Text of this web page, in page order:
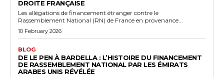
DROITE FRANÇAISE
Les allégations de financement étranger contre le
Rassemblement National (RN) de France en provenance...
10 February 2026
BLOG
DE LE PEN À BARDELLA : L’HISTOIRE DU FINANCEMENT
DE RASSEMBLEMENT NATIONAL PAR LES ÉMIRATS
ARABES UNIS RÉVÉLÉE